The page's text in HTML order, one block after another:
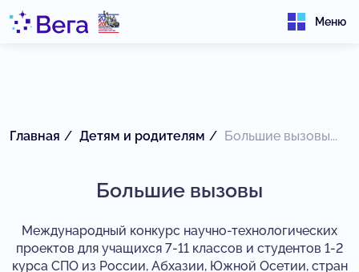
Меню
Главная Детям и родителям Большие вызовы...
Большие вызовы
Международный конкурс научно-технологических
проектов для учащихся 7-11 классов и студентов 1-2
курса СПО из России, Абхазии, Южной Осетии, стран